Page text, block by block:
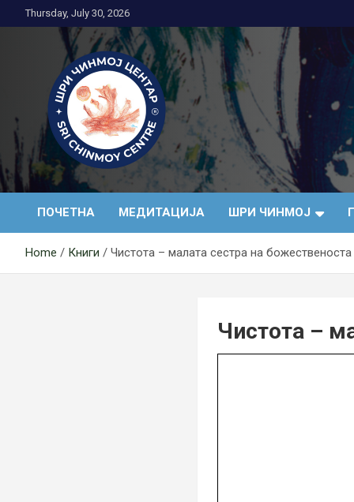
to
Thursday, July 30, 2026
Медитација
ПОЧЕТНА МЕДИТАЦИЈА ШРИ ЧИНМОЈ
Home Книги Чистота – малата сестра на божественоста
Чистота –